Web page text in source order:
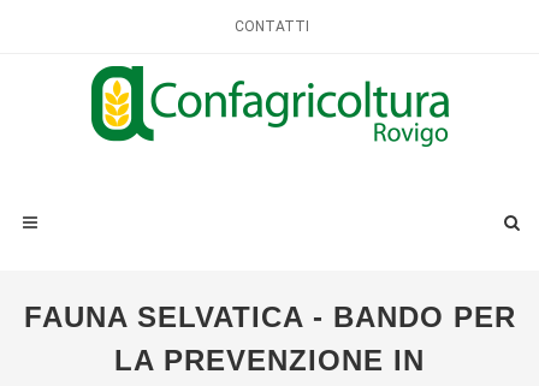
CONTATTI
FAUNA SELVATICA - BANDO PER
LA PREVENZIONE IN